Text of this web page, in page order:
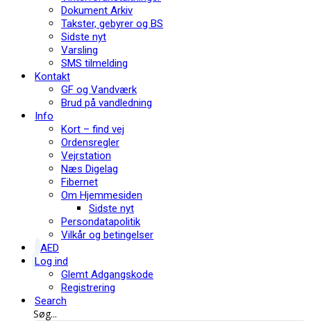
Dokument Arkiv
Takster, gebyrer og BS
Sidste nyt
Varsling
SMS tilmelding
Kontakt
GF og Vandværk
Brud på vandledning
Info
Kort – find vej
Ordensregler
Vejrstation
Næs Digelag
Fibernet
Om Hjemmesiden
Sidste nyt
Persondatapolitik
Vilkår og betingelser
AED
Log ind
Glemt Adgangskode
Registrering
Search
Søg...